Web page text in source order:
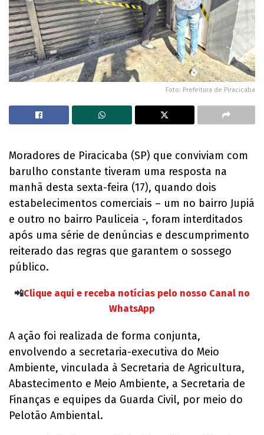
Foto: Prefeitura de Piracicaba
Moradores de Piracicaba (SP) que conviviam com
barulho constante tiveram uma resposta na
manhã desta sexta-feira (17), quando dois
estabelecimentos comerciais – um no bairro Jupiá
e outro no bairro Pauliceia -, foram interditados
após uma série de denúncias e descumprimento
reiterado das regras que garantem o sossego
público.
📲Clique aqui e receba notícias pelo nosso Canal no
WhatsApp
A ação foi realizada de forma conjunta,
envolvendo a secretaria-executiva do Meio
Ambiente, vinculada à Secretaria de Agricultura,
Abastecimento e Meio Ambiente, a Secretaria de
Finanças e equipes da Guarda Civil, por meio do
Pelotão Ambiental.